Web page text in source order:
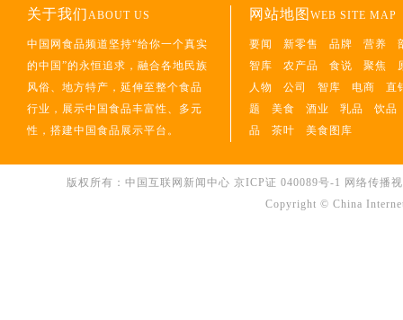
关于我们ABOUT US
中国网食品频道坚持“给你一个真实
的中国”的永恒追求，融合各地民族
风俗、地方特产，延伸至整个食品
行业，展示中国食品丰富性、多元
性，搭建中国食品展示平台。
网站地图 WEB SITE MAP
要闻 新零售 品牌 营养
智库
农产品 食说 聚焦
人物
公司 智库 电商
直
题
美食 酒业 乳品
饮品
品
茶叶 美食图库
版权所有：中国互联网新闻中心 京ICP证 040089号-1 网络传播
Copyright © China